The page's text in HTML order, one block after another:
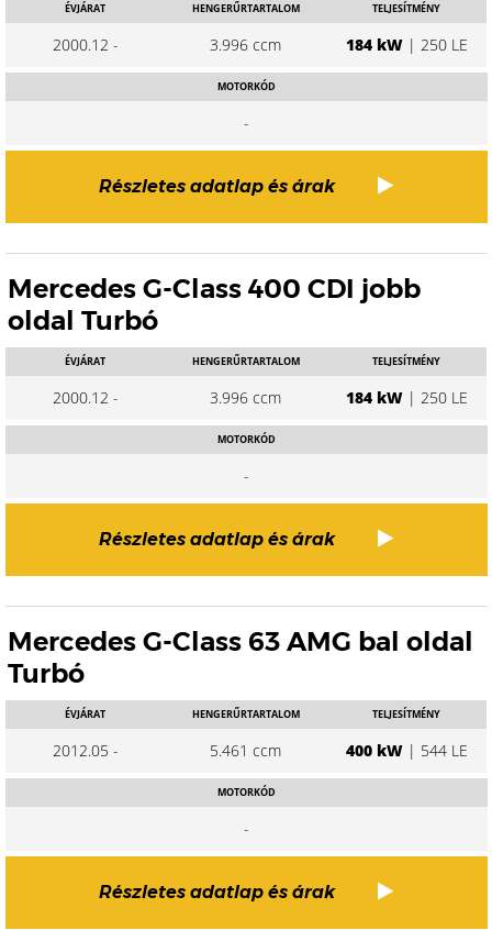
ÉVJÁRAT
2000.12 -
HENGERŰRTARTALOM
3.996 ccm
TELJESÍTMÉNY
184 kW| 250 LE
MOTORKÓD
-
Részletes adatlap és árak
Mercedes G-Class 400 CDI jobb
oldal Turbó
ÉVJÁRAT
2000.12 -
HENGERŰRTARTALOM
3.996 ccm
TELJESÍTMÉNY
184 kW| 250 LE
MOTORKÓD
-
Részletes adatlap és árak
Mercedes G-Class 63 AMG bal oldal
Turbó
ÉVJÁRAT
2012.05 -
HENGERŰRTARTALOM
5.461 ccm
TELJESÍTMÉNY
400 kW| 544 LE
MOTORKÓD
-
Részletes adatlap és árak